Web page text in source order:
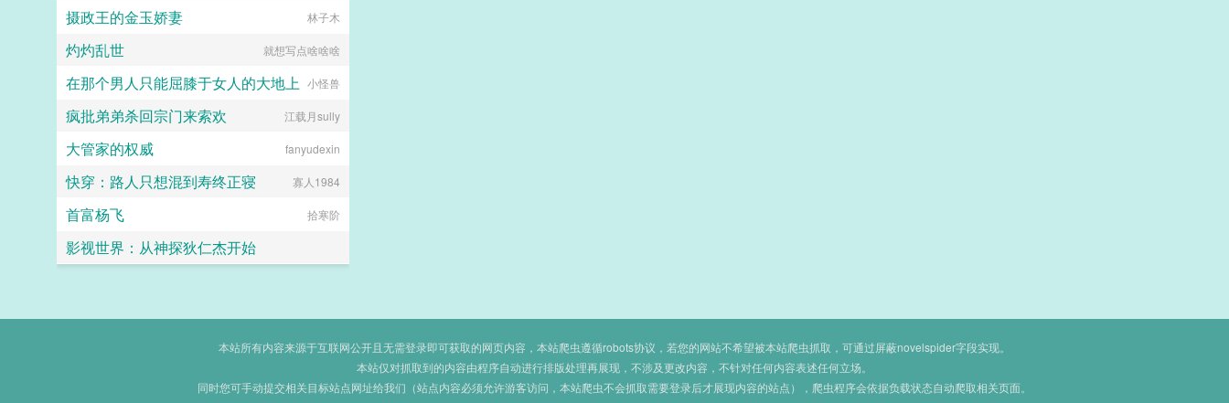
摄政王的金玉娇妻 林子木
灼灼乱世 就想写点啥啥啥
在那个男人只能屈膝于女人的大地上 小怪兽
疯批弟弟杀回宗门来索欢 江载月sully
大管家的权威 fanyudexin
快穿：路人只想混到寿终正寝 寡人1984
首富杨飞 拾寒阶
影视世界：从神探狄仁杰开始
本站所有内容来源于互联网公开且无需登录即可获取的网页内容，本站爬虫遵循robots协议，若您的网站不希望被本站爬虫抓取，可通过屏蔽novelspider字段实现。
本站仅对抓取到的内容由程序自动进行排版处理再展现，不涉及更改内容，不针对任何内容表述任何立场。
同时您可手动提交相关目标站点网址给我们（站点内容必须允许游客访问，本站爬虫不会抓取需要登录后才展现内容的站点），爬虫程序会依据负载状态自动爬取相关页面。